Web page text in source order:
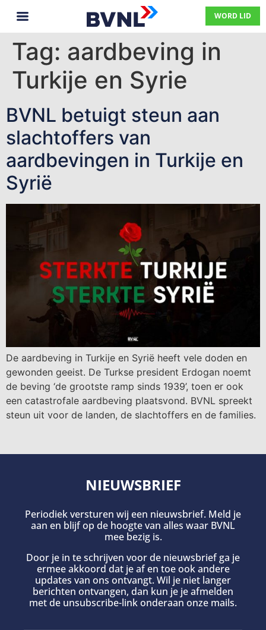
WORD LID
Tag: aardbeving in
Turkije en Syrie
BVNL betuigt steun aan
slachtoffers van
aardbevingen in Turkije en
Syrië
De aardbeving in Turkije en Syrië heeft vele doden en
gewonden geeist. De Turkse president Erdogan noemt
de beving ‘de grootste ramp sinds 1939’, toen er ook
een catastrofale aardbeving plaatsvond. BVNL spreekt
steun uit voor de landen, de slachtoffers en de families.
NIEUWSBRIEF
Periodiek versturen wij een nieuwsbrief. Meld je
aan en blijf op de hoogte van alles waar BVNL
mee bezig is.
Door je in te schrijven voor de nieuwsbrief ga je
ermee akkoord dat je af en toe ook andere
updates van ons ontvangt. Wil je niet langer
berichten ontvangen, dan kun je je afmelden
met de unsubscribe-link onderaan onze mails.